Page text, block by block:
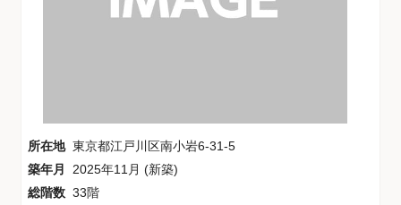
所在地 東京都江戸川区南小岩6-31-5
築年月
2025年11月 (新築)
総階数 33階